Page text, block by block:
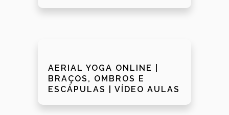
AERIAL YOGA ONLINE |
BRAÇOS, OMBROS E
ESCÁPULAS | VÍDEO AULAS